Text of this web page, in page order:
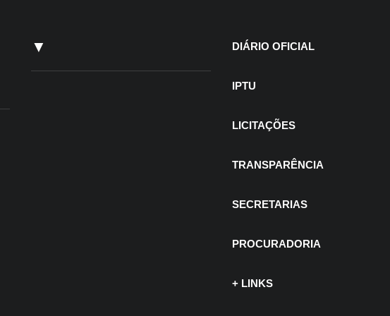
▼ DIÁRIO OFICIAL
IPTU
LICITAÇÕES
TRANSPARÊNCIA
SECRETARIAS
PROCURADORIA
+ LINKS